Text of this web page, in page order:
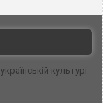
культурі